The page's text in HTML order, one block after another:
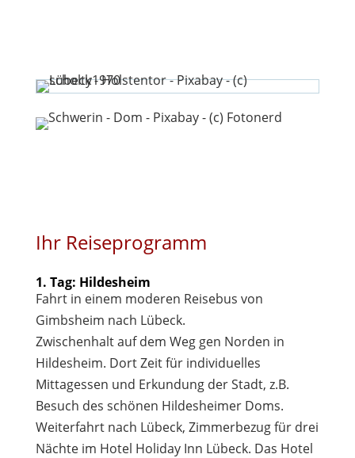
Ihr Reiseprogramm
1. Tag: Hildesheim
Fahrt in einem moderen Reisebus von
Gimbsheim nach Lübeck.
Zwischenhalt auf dem Weg gen Norden in
Hildesheim. Dort Zeit für individuelles
Mittagessen und Erkundung der Stadt, z.B.
Besuch des schönen Hildesheimer Doms.
Weiterfahrt nach Lübeck, Zimmerbezug für drei
Nächte im Hotel Holiday Inn Lübeck. Das Hotel